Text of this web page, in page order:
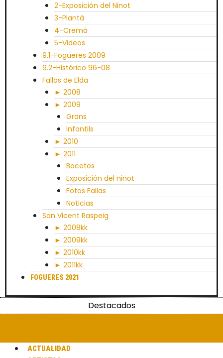
2-Exposición del Ninot
3-Plantà
4-Cremà
5-Videos
9.1-Fogueres 2009
9.2-Histórico 96-08
Fallas de Elda
► 2008
► 2009
Grans
Infantils
► 2010
► 2011
Bocetos
Exposición del ninot
Fotos Fallas
Noticias
San Vicent Raspeig
► 2008kk
► 2009kk
► 2010kk
► 2011kk
FOGUERES 2021
Destacados
ACTUALIDAD